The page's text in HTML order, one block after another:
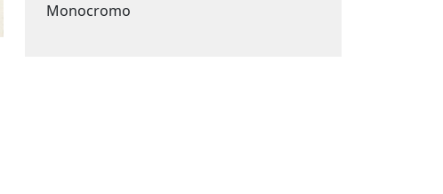
Monocromo